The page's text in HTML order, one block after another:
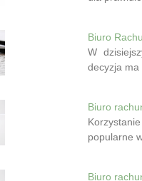
Biuro
W
decyzja ma
Biuro
popularne
Biuro